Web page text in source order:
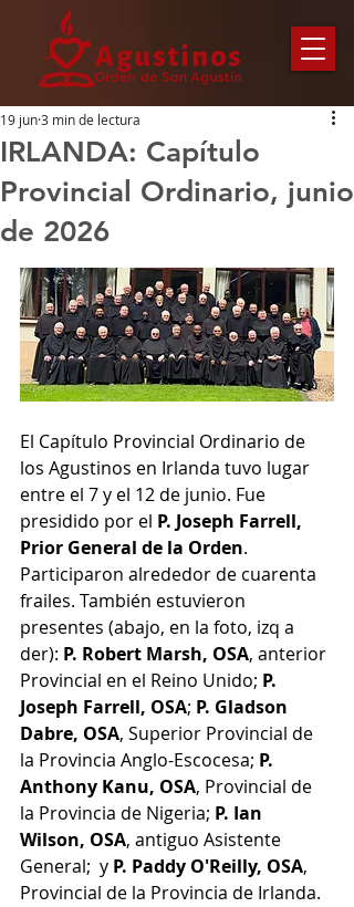
IRLANDA: Capítulo
Provincial Ordinario, junio
de 2026
19 jun3 min de lectura
El Capítulo Provincial Ordinario de
los Agustinos en Irlanda tuvo lugar
entre el 7 y el 12 de junio. Fue
presidido por el P. Joseph Farrell,
Prior General de la Orden.
Participaron alrededor de cuarenta
frailes. También estuvieron
presentes (abajo, en la foto, izq a
der): P. Robert Marsh, OSA, anterior
Provincial en el Reino Unido; P.
Joseph Farrell, OSA; P. Gladson
Dabre, OSA, Superior Provincial de
la Provincia Anglo-Escocesa; P.
Anthony Kanu, OSA, Provincial de
la Provincia de Nigeria; P. Ian
Wilson, OSA, antiguo Asistente
General;  y P. Paddy O'Reilly, OSA,
Provincial de la Provincia de Irlanda.